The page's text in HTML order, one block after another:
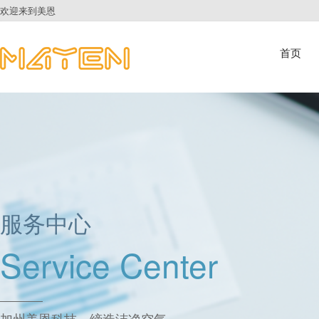
欢迎来到美恩
首页
服务中心
Service Center